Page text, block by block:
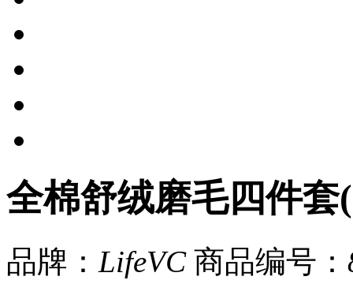
全棉舒绒磨毛四件套
品牌： LifeVC 商品编号：